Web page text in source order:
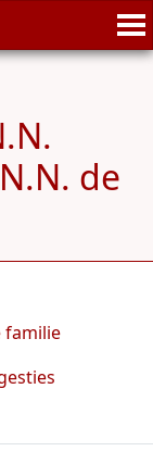
de
familie